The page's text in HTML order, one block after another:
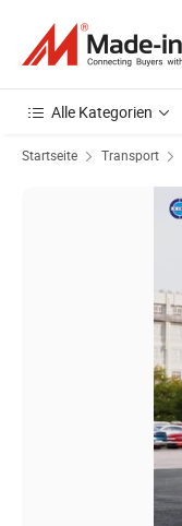
Alle Kategorien
Startseite Transport